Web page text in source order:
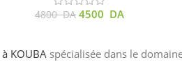
4800DA 4500 DA
KOUBA spécialisée dans le